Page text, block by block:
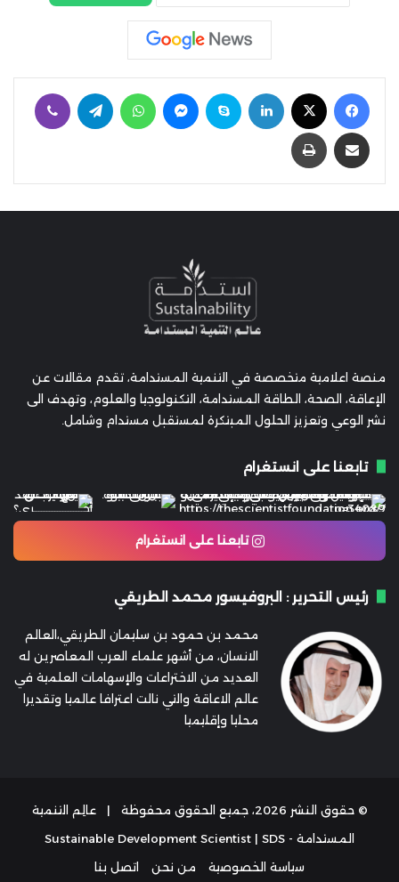
فيسبوك لينكدإن سكايب ماسنجر واتساب تيلقرام
مشاركة عبر البريد طباعة
منصة اعلامية متخصصة في التنمية المستدامة، تقدم مقالات عن
الإعاقة، الصحة، الطاقة المستدامة، التكنولوجيا والعلوم، وتهدف الى
نشر الوعي وتعزيز الحلول المبتكرة لمستقبل مستدام وشامل.
تابعنا على انستغرام
تابعنا على انستغرام
رئيس التحرير : البروفيسور محمد الطريقي
محمد بن حمود بن سليمان الطريقي،العالم
الانسان، من أشهر علماء العرب المعاصرين له
العديد من الاختراعات والإسهامات العلمية في
عالم الاعاقة والتي نالت اعترافا عالميا وتقديرا
محليا وإقليميا
© حقوق النشر 2026، جميع الحقوق محفوظة |
عالِم التنمية
المستدامة - Sustainable Development Scientist | SDS
سياسة الخصوصية
من نحن اتصل بنا